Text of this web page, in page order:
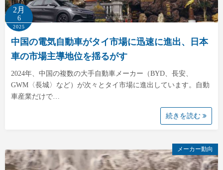
2月
6
2025
中国の電気自動車がタイ市場に迅速に進出、日本
車の市場主導地位を揺るがす
2024年、中国の複数の大手自動車メーカー（BYD、長安、
GWM〈長城〉など）が次々とタイ市場に進出しています。自動
車産業だけで…
続きを読む
メーカー動向